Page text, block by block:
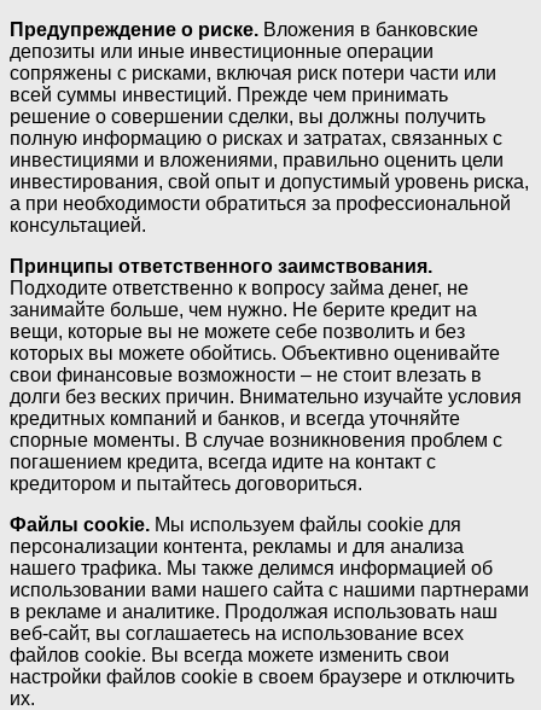
Предупреждение о риске. Вложения в банковские
депозиты или иные инвестиционные операции
сопряжены с рисками, включая риск потери части или
всей суммы инвестиций. Прежде чем принимать
решение о совершении сделки, вы должны получить
полную информацию о рисках и затратах, связанных с
инвестициями и вложениями, правильно оценить цели
инвестирования, свой опыт и допустимый уровень риска,
а при необходимости обратиться за профессиональной
консультацией.
Принципы ответственного заимствования.
Подходите ответственно к вопросу займа денег, не
занимайте больше, чем нужно. Не берите кредит на
вещи, которые вы не можете себе позволить и без
которых вы можете обойтись. Объективно оценивайте
свои финансовые возможности – не стоит влезать в
долги без веских причин. Внимательно изучайте условия
кредитных компаний и банков, и всегда уточняйте
спорные моменты. В случае возникновения проблем с
погашением кредита, всегда идите на контакт с
кредитором и пытайтесь договориться.
Файлы cookie. Мы используем файлы cookie для
персонализации контента, рекламы и для анализа
нашего трафика. Мы также делимся информацией об
использовании вами нашего сайта с нашими партнерами
в рекламе и аналитике. Продолжая использовать наш
веб-сайт, вы соглашаетесь на использование всех
файлов cookie. Вы всегда можете изменить свои
настройки файлов cookie в своем браузере и отключить
их.